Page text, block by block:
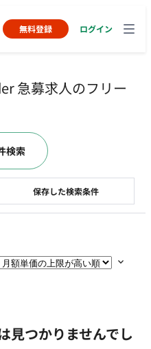
無料登録 ログイン
急募求人のフリー
見つかりませんでし
保存した検索条件
検索